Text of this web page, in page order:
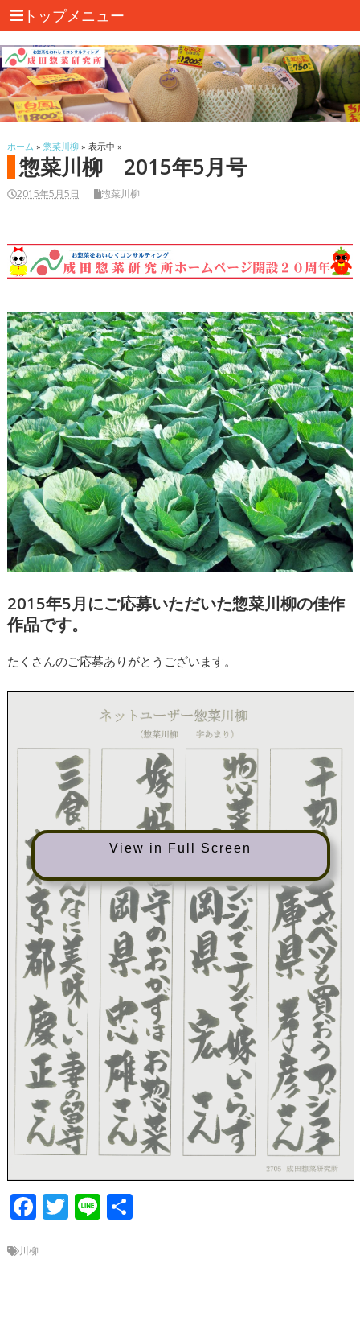
トップメニュー
ホーム » 惣菜川柳» 表示中 »
惣菜川柳 2015年5月号
2015年5月5日 惣菜川柳
2015年5月にご応募いただいた惣菜川柳の佳作
作品です。
たくさんのご応募ありがとうございます。
View in Full Screen
F
e
T Li 共
川柳